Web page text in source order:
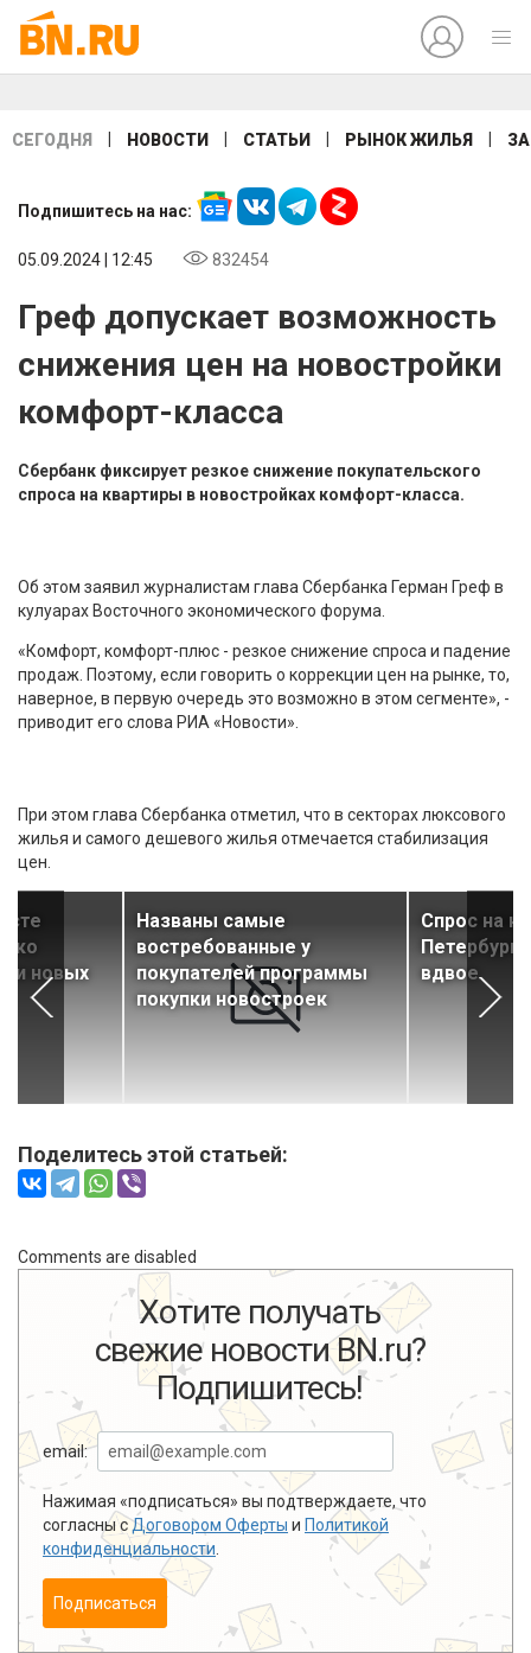
СЕГОДНЯ НОВОСТИ СТАТЬИ РЫНОК ЖИЛЬЯ
Подпишитесь на нас:
05.09.2024 | 12:45 832454
Греф допускает возможность
снижения цен на новостройки
комфорт-класса
Сбербанк фиксирует резкое снижение покупательского
спроса на квартиры в новостройках комфорт-класса.
Об этом заявил журналистам глава Сбербанка Герман Греф в
кулуарах Восточного экономического форума.
«Комфорт, комфорт-плюс - резкое снижение спроса и падение
продаж. Поэтому, если говорить о коррекции цен на рынке, то,
наверное, в первую очередь это возможно в этом сегменте», -
приводит его слова РИА «Новости».
При этом глава Сбербанка отметил, что в секторах люксового
жилья и самого дешевого жилья отмечается стабилизация
цен.
новых
Названы самые
востребованные у
покупателей программы
покупки новостроек
Спрос на
вдвое
Поделитесь этой статьей:
Comments are disabled
Хотите получать
свежие новости BN.ru?
Подпишитесь!
email:
Нажимая «подписаться» вы подтверждаете, что
согласны сДоговором Оферты и Политикой
конфиденциальности
Подписаться